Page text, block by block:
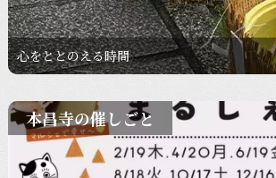
心をととのえる時間
本昌寺の催しごと